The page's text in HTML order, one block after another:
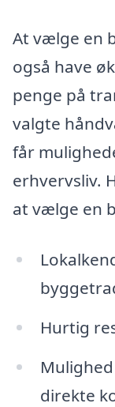
At vælge en
også have
penge på
valgte
får
erhvervsliv.
at vælge en
Hurtig
direkte